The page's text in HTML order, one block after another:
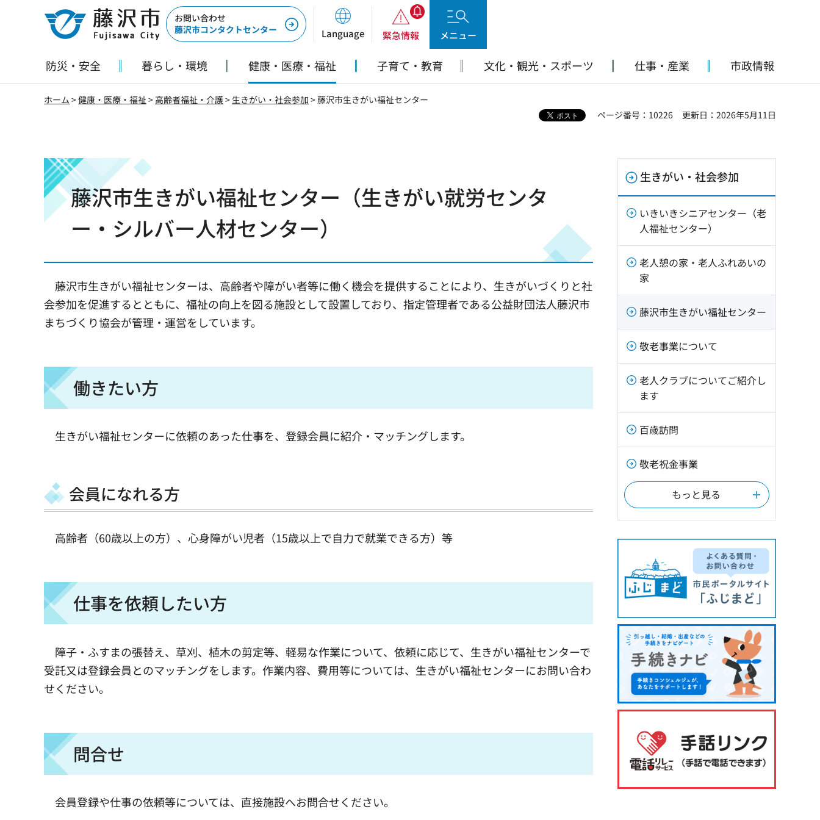
藤沢市
お問い合わせ
藤沢市コンタクトセンター
Language 緊急情報 メニュー
防災・安全 暮らし・環境 健康・医療・福祉 子育て・教育 文化・観光・スポーツ 仕事・産業 市政情報
ホーム >健康・医療・福祉 > 高齢者福祉・介護> 生きがい・社会参加 > 藤沢市生きがい福祉センター
ページ番号：10226
更新日：2026年5月11日
藤沢市生きがい福祉センター（生きがい就労センタ
ー・シルバー人材センター）
藤沢市生きがい福祉センターは、高齢者や障がい者等に働く機会を提供することにより、生きがいづくりと社
会参加を促進するとともに、福祉の向上を図る施設として設置しており、指定管理者である公益財団法人藤沢市
まちづくり協会が管理・運営をしています。
働きたい方
生きがい福祉センターに依頼のあった仕事を、登録会員に紹介・マッチングします。
会員になれる方
高齢者（60歳以上の方）、心身障がい児者（15歳以上で自力で就業できる方）等
仕事を依頼したい方
障子・ふすまの張替え、草刈、植木の剪定等、軽易な作業について、依頼に応じて、生きがい福祉センターで
受託又は登録会員とのマッチングをします。作業内容、費用等については、生きがい福祉センターにお問い合わ
せください。
問合せ
会員登録や仕事の依頼等については、直接施設へお問合せください。
生きがい・社会参加
いきいきシニアセンター（老
人福祉センター）
老人憩の家・老人ふれあいの
家
藤沢市生きがい福祉センター
敬老事業について
老人クラブについてご紹介し
ます
百歳訪問
敬老祝金事業
もっと見る